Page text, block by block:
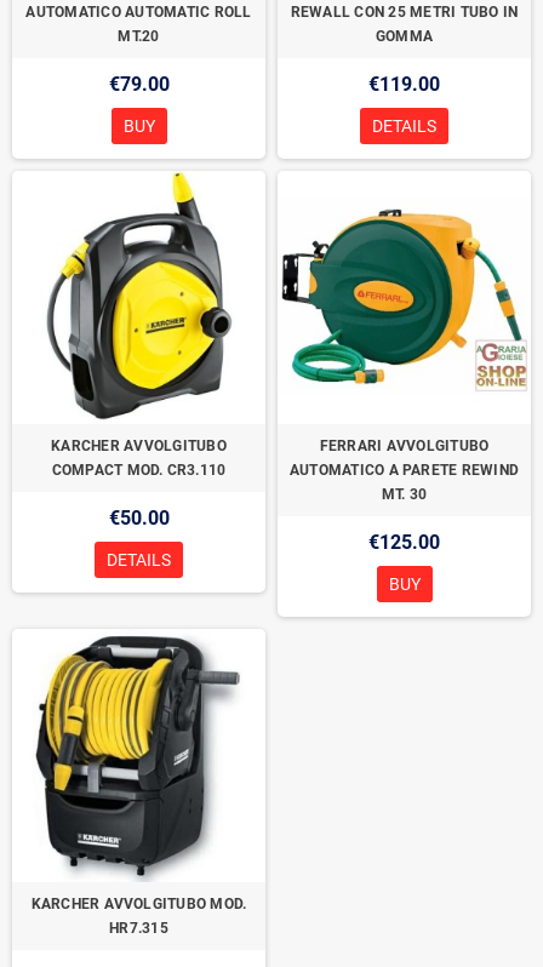
AUTOMATICO AUTOMATIC ROLL
MT.20
€79.00
BUY
REWALL CON 25 METRI TUBO IN
GOMMA
€119.00
DETAILS
KARCHER AVVOLGITUBO
COMPACT MOD. CR3.110
€50.00
DETAILS
FERRARI AVVOLGITUBO
AUTOMATICO A PARETE REWIND
MT. 30
€125.00
BUY
KARCHER AVVOLGITUBO MOD.
HR7.315